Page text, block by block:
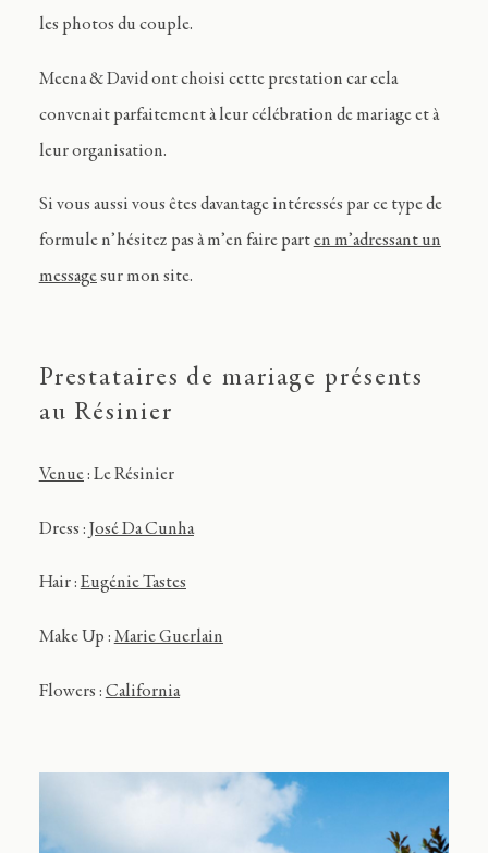
les photos du couple.
Meena & David ont choisi cette prestation car cela
convenait parfaitement à leur célébration de mariage et à
leur organisation.
Si vous aussi vous êtes davantage intéressés par ce type de
formule n’hésitez pas à m’en faire parten m’adressant un
messagesur mon site.
Prestataires de mariage présents
au Résinier
Venue: Le Résinier
Dress : José Da Cunha
Hair : Eugénie Tastes
Make Up : Marie Guerlain
Flowers : California